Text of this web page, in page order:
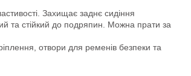
Захищає заднє сидіння
та стійкий до подряпин. Можна прати за
отвори для ременів безпеки та